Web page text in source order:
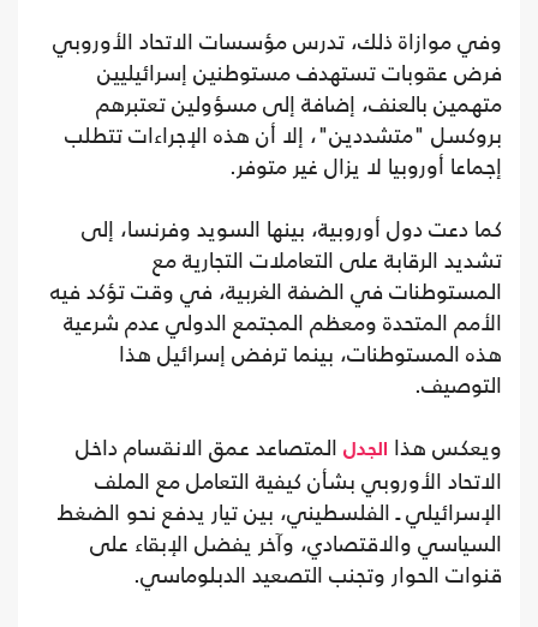
وفي موازاة ذلك، تدرس مؤسسات الاتحاد الأوروبي
فرض عقوبات تستهدف مستوطنين إسرائيليين
متهمين بالعنف، إضافة إلى مسؤولين تعتبرهم
بروكسل "متشددين"، إلا أن هذه الإجراءات تتطلب
إجماعا أوروبيا لا يزال غير متوفر.
كما دعت دول أوروبية، بينها السويد وفرنسا، إلى
تشديد الرقابة على التعاملات التجارية مع
المستوطنات في الضفة الغربية، في وقت تؤكد فيه
الأمم المتحدة ومعظم المجتمع الدولي عدم شرعية
هذه المستوطنات، بينما ترفض إسرائيل هذا
التوصيف.
ويعكس هذا الجدل المتصاعد عمق الانقسام داخل
الاتحاد الأوروبي بشأن كيفية التعامل مع الملف
الإسرائيلي ـ الفلسطيني، بين تيار يدفع نحو الضغط
السياسي والاقتصادي، وآخر يفضل الإبقاء على
قنوات الحوار وتجنب التصعيد الدبلوماسي.